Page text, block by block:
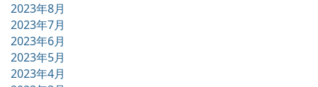
2023年8月
2023年7月
2023年6月
2023年5月
2023年4月